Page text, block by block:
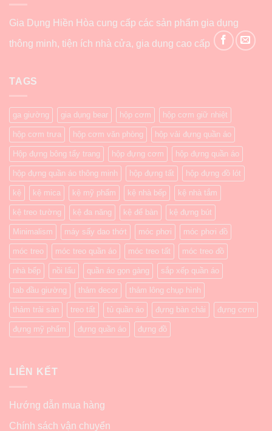
Gia Dụng Hiền Hòa cung cấp các sản phẩm gia dụng
thông minh, tiện ích nhà cửa, gia dụng cao cấp
TAGS
ga giường gia dụng bear hộp cơm hộp cơm giữ nhiệt
hộp cơm trưa hộp cơm văn phòng hộp vải đựng quần áo
Hộp đựng bông tẩy trang hộp đựng cơm hộp đựng quần áo
hộp đựng quần áo thông minh hộp đựng tất hộp đựng đồ lót
kệ kệ mica kệ mỹ phẩm kệ nhà bếp kệ nhà tắm
kệ treo tường kệ đa năng kệ để bàn kệ đựng bút
Minimalism máy sấy dao thớt móc phơi móc phơi đồ
móc treo móc treo quần áo móc treo tất móc treo đồ
nhà bếp nồi lẩu quần áo gọn gàng sắp xếp quần áo
tab đầu giường thảm decor thảm lông chụp hình
thảm trải sàn treo tất tủ quần áo đựng bàn chải đựng cơm
đựng mỹ phẩm đựng quần áo đựng đồ
LIÊN KẾT
Hướng dẫn mua hàng
Chính sách vận chuyển